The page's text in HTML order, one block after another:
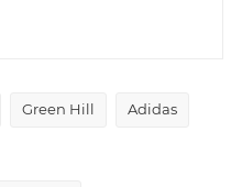
Green Hill Adidas